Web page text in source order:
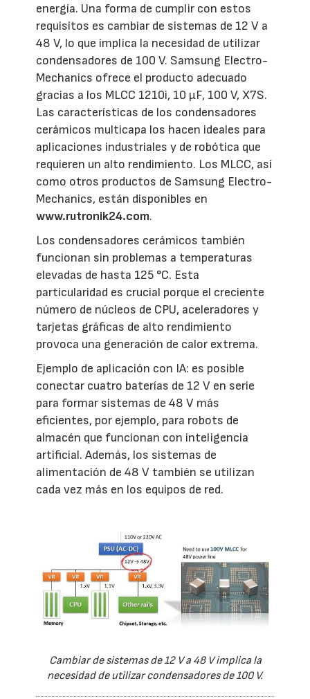
energía. Una forma de cumplir con estos
requisitos es cambiar de sistemas de 12 V a
48 V, lo que implica la necesidad de utilizar
condensadores de 100 V. Samsung Electro-
Mechanics ofrece el producto adecuado
gracias a los MLCC 1210i, 10 μF, 100 V, X7S.
Las características de los condensadores
cerámicos multicapa los hacen ideales para
aplicaciones industriales y de robótica que
requieren un alto rendimiento. Los MLCC, así
como otros productos de Samsung Electro-
Mechanics, están disponibles en
www.rutronik24.com.
Los condensadores cerámicos también
funcionan sin problemas a temperaturas
elevadas de hasta 125 °C. Esta
particularidad es crucial porque el creciente
número de núcleos de CPU, aceleradores y
tarjetas gráficas de alto rendimiento
provoca una generación de calor extrema.
Ejemplo de aplicación con IA: es posible
conectar cuatro baterías de 12 V en serie
para formar sistemas de 48 V más
eficientes, por ejemplo, para robots de
almacén que funcionan con inteligencia
artificial. Además, los sistemas de
alimentación de 48 V también se utilizan
cada vez más en los equipos de red.
Cambiar de sistemas de 12 V a 48 V implica la
necesidad de utilizar condensadores de 100 V.